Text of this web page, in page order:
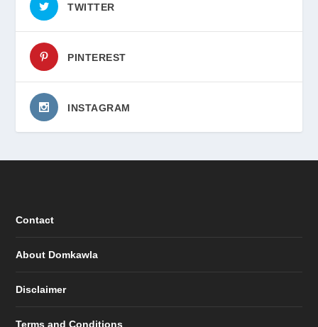
TWITTER
PINTEREST
INSTAGRAM
Contact
About Domkawla
Disclaimer
Terms and Conditions